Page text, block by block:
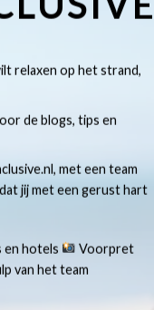
relaxen op het strand,
de blogs, tips en
met een team
jij met een gerust hart
en hotels
Voorpret
van het team